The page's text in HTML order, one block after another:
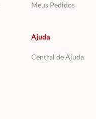
Meus Pedidos
Ajuda
Central de Ajuda